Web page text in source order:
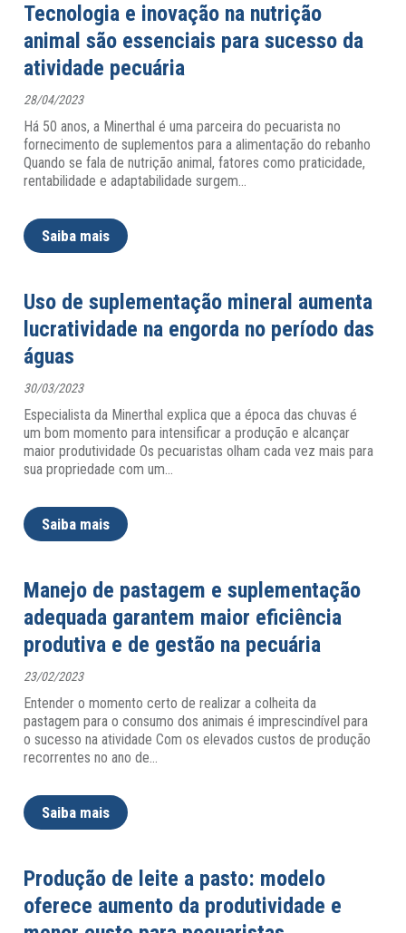
Tecnologia e inovação na nutrição
animal são essenciais para sucesso da
atividade pecuária
28/04/2023
Há 50 anos, a Minerthal é uma parceira do pecuarista no
fornecimento de suplementos para a alimentação do rebanho
Quando se fala de nutrição animal, fatores como praticidade,
rentabilidade e adaptabilidade surgem…
Saiba mais
Uso de suplementação mineral aumenta
lucratividade na engorda no período das
águas
30/03/2023
Especialista da Minerthal explica que a época das chuvas é
um bom momento para intensificar a produção e alcançar
maior produtividade Os pecuaristas olham cada vez mais para
sua propriedade com um…
Saiba mais
Manejo de pastagem e suplementação
adequada garantem maior eficiência
produtiva e de gestão na pecuária
23/02/2023
Entender o momento certo de realizar a colheita da
pastagem para o consumo dos animais é imprescindível para
o sucesso na atividade Com os elevados custos de produção
recorrentes no ano de…
Saiba mais
Produção de leite a pasto: modelo
oferece aumento da produtividade e